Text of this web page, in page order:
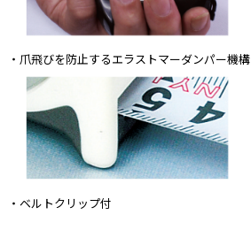
・爪飛びを防止するエラストマーダンパー機構
・ベルトクリップ付